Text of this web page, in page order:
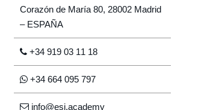
Corazón de María 80, 28002 Madrid
– ESPAÑA
+34 919 03 11 18
+34 664 095 797
info@esi.academy